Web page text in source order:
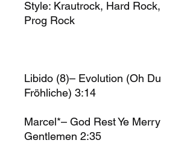
Style: Krautrock, Hard Rock,
Prog Rock
Libido (8)– Evolution (Oh Du
Fröhliche) 3:14
Marcel*– God Rest Ye Merry
Gentlemen 2:35